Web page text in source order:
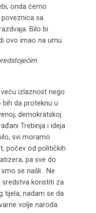
onda ćemo
sa
Bilo bi
ovo imao na umu.
izlaznost nego
da proteknu u
demokratskoj
Trebinja i ideja
svi moramo
počev od političkih
pa sve do
se našli. Ne
koristiti za
tijela, nadam se da
volje naroda.